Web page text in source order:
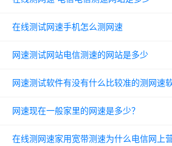
在线测试网速手机怎么测网速
网速测试网站电信测速的网站是多少
网速测试软件有没有什么比较准的测网速软
网速现在一般家里的网速是多少？
在线测网速家用宽带测速为什么电信网上